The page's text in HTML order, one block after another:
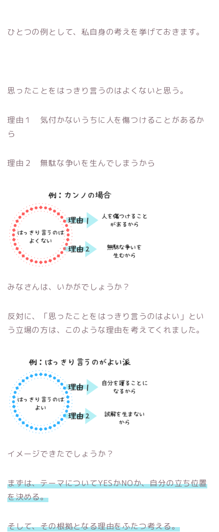
ひとつの例として、私自身の考えを挙げておきます。
思ったことをはっきり言うのはよくないと思う。
理由１ 気付かないうちに人を傷つけることがあるか
ら
理由２ 無駄な争いを生んでしまうから
みなさんは、いかがでしょうか？
反対に、「思ったことをはっきり言うのはよい」とい
う立場の方は、このような理由を考えてくれました。
イメージできたでしょうか？
まずは、テーマについてYESかNOか、自分の立ち位置
を決める。
そして、その根拠となる理由をふたつ考える。